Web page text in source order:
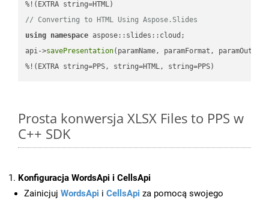
// Converting to HTML Using Aspose.Slides
using namespace aspose::slides::cloud;
api->savePresentation(paramName, paramFormat,
%!(EXTRA string=PPS, string=HTML, string=PPS)
Prosta konwersja XLSX Files to PPS w
C++ SDK
Konfiguracja WordsApi i CellsApi
Zainicjuj WordsApi i CellsApi za pomocą swojego